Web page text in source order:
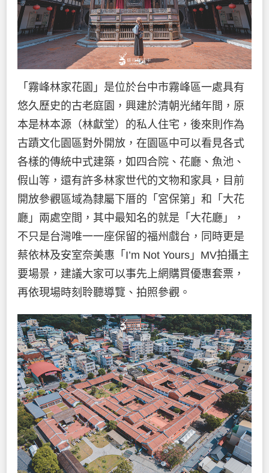
「霧峰林家花園」是位於台中市霧峰區一處具有
悠久歷史的古老庭園，興建於清朝光緒年間，原
本是林本源（林獻堂）的私人住宅，後來則作為
古蹟文化園區對外開放，在園區中可以看見各式
各樣的傳統中式建築，如四合院、花廳、魚池、
假山等，還有許多林家世代的文物和家具，目前
開放參觀區域為隸屬下厝的「宮保第」和「大花
廳」兩處空間，其中最知名的就是「大花廳」，
不只是台灣唯一一座保留的福州戲台，同時更是
蔡依林及安室奈美惠「I’m Not Yours」MV拍攝主
要場景，建議大家可以事先上網購買優惠套票，
再依現場時刻聆聽導覽、拍照參觀。